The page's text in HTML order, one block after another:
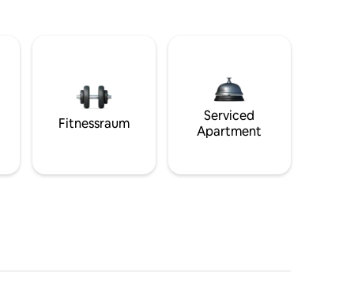
Fitnessraum
Serviced
Apartment